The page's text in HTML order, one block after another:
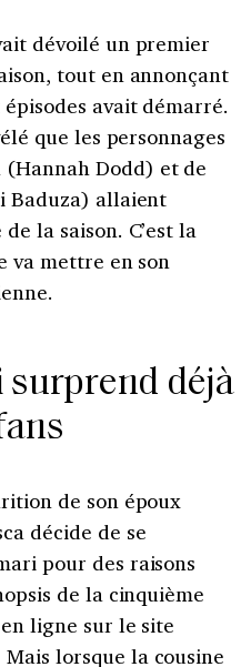
dévoilé un premier
tout en annonçant
avait démarré.
que les personnages
Dodd) et de
Baduza) allaient
la saison. C’est la
va mettre en son
surprend déjà
de son époux
décide de se
pour des raisons
de la cinquième
ligne sur le site
lorsque la cousine